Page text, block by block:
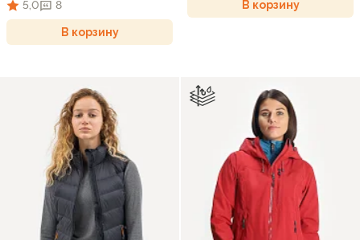
5,0 8
В корзину
В корзину